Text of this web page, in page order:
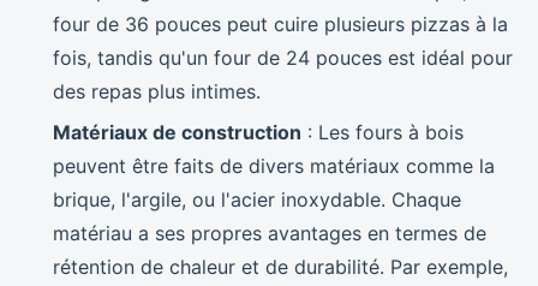
four de 36 pouces peut cuire plusieurs pizzas à la
fois, tandis qu'un four de 24 pouces est idéal pour
des repas plus intimes.
Matériaux de construction : Les fours à bois
peuvent être faits de divers matériaux comme la
brique, l'argile, ou l'acier inoxydable. Chaque
matériau a ses propres avantages en termes de
rétention de chaleur et de durabilité. Par exemple,